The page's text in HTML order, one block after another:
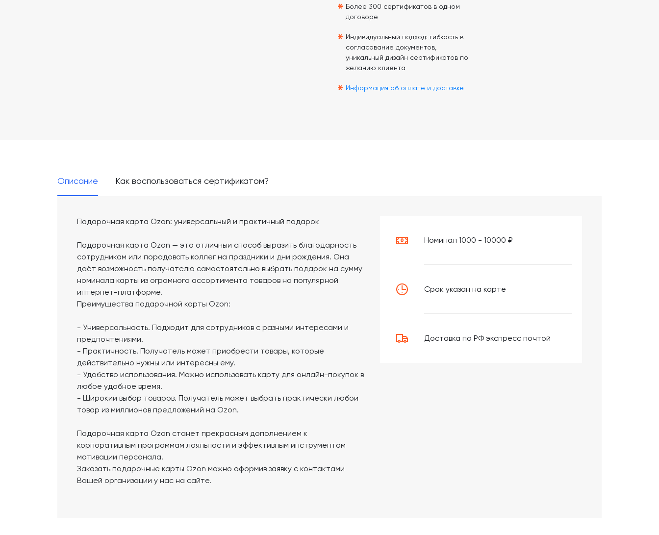
* Более 300 сертификатов в одном
договоре
* Индивидуальный подход: гибкость в
согласование документов,
уникальный дизайн сертификатов по
желанию клиента
* Информация об оплате и доставке
Описание Как воспользоваться сертификатом?
Номинал 1000 - 10000 ₽
Срок указан на карте
Доставка по РФ экспресс почтой
Подарочная карта Ozon: универсальный и практичный подарок
Подарочная карта Ozon — это отличный способ выразить благодарность
сотрудникам или порадовать коллег на праздники и дни рождения. Она
даёт возможность получателю самостоятельно выбрать подарок на сумму
номинала карты из огромного ассортимента товаров на популярной
интернет-платформе.
Преимущества подарочной карты Ozon:
- Универсальность. Подходит для сотрудников с разными интересами и
предпочтениями.
- Практичность. Получатель может приобрести товары, которые
действительно нужны или интересны ему.
- Удобство использования. Можно использовать карту для онлайн-покупок в
любое удобное время.
- Широкий выбор товаров. Получатель может выбрать практически любой
товар из миллионов предложений на Ozon.
Подарочная карта Ozon станет прекрасным дополнением к
корпоративным программам лояльности и эффективным инструментом
мотивации персонала.
Заказать подарочные карты Ozon можно оформив заявку с контактами
Вашей организации у нас на сайте.